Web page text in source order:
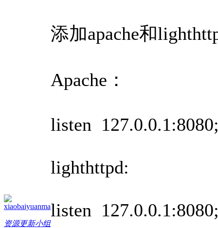
xiaobaiyuanma
资源更新小组
添加apache和
Apache：
listen
lighthttpd:
listen